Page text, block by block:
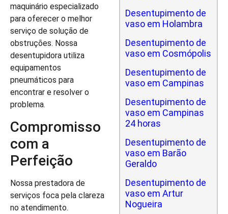
maquinário especializado
para oferecer o melhor
serviço de solução de
obstruções. Nossa
desentupidora utiliza
equipamentos
pneumáticos para
encontrar e resolver o
problema.
Compromisso
com a
Perfeição
Nossa prestadora de
serviços foca pela clareza
no atendimento.
Desentupimento de
vaso em Holambra
Desentupimento de
vaso em Cosmópolis
Desentupimento de
vaso em Campinas
Desentupimento de
vaso em Campinas
24 horas
Desentupimento de
vaso em Barão
Geraldo
Desentupimento de
vaso em Artur
Nogueira